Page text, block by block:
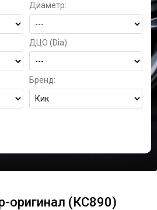
Диаметр:
ДЦО (Dia):
Бренд:
оригинал (КС890)